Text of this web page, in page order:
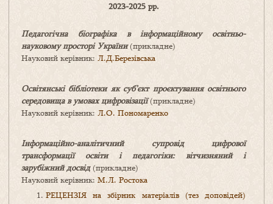
2023-2025 рр.
Педагогічна біографіка в інформаційному освітньо-
науковому просторі України(прикладне)
Науковий керівник: Л.Д.Березівська
Освітянські бібліотеки як суб’єкт проєктування освітнього
середовища в умовах цифровізації(прикладне)
Науковий керівник: Л.О. Пономаренко
Інформаційно-аналітичний супровід цифрової
трансформації освіти і педагогіки: вітчизняний і
зарубіжний досвід(прикладне)
Науковий керівник: М.Л. Ростока
РЕЦЕНЗІЯ на збірник матеріалів (тез доповідей)